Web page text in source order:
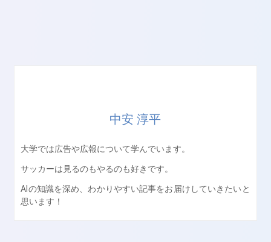
中安 淳平
大学では広告や広報について学んでいます。
サッカーは見るのもやるのも好きです。
AIの知識を深め、わかりやすい記事をお届けしていきたいと
思います！